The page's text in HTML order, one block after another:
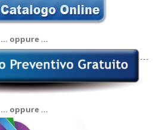
… oppure …
… oppure …